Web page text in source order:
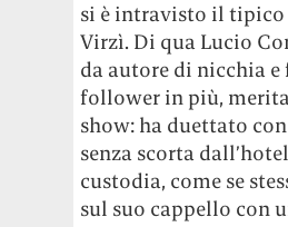
si è intravisto il
Virzì. Di qua Lucio
da autore di nicchia
follower in più,
show: ha duettato
senza scorta
custodia, come se
sul suo cappello con